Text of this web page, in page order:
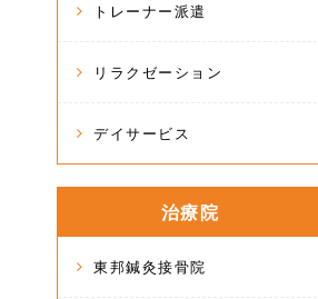
トレーナー派遣
リラクゼーション
デイサービス
治療院
東邦鍼灸接骨院